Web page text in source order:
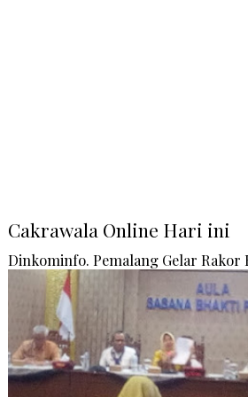
Cakrawala Online Hari ini
Dinkominfo. Pemalang Gelar Rakor